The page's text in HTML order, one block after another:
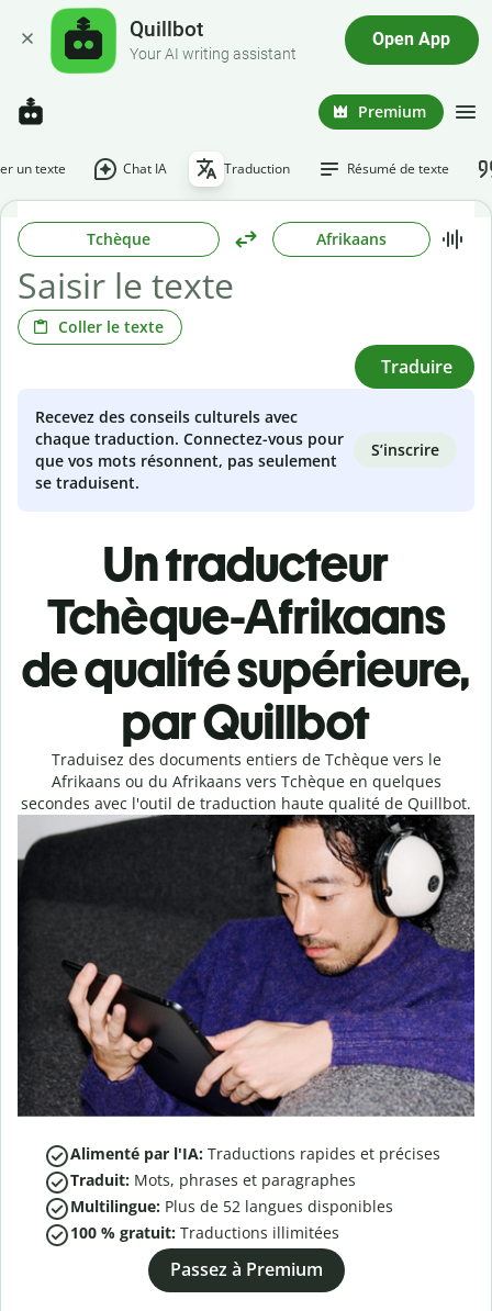
Quillbot
Your AI writing assistant
Open App
Premium
un texte Chat IA Traduction Résumé de texte
Tchèque Afrikaans
Coller le texte
Traduire
Recevez des conseils culturels avec
chaque traduction. Connectez-vous pour
que vos mots résonnent, pas seulement
se traduisent.
S’inscrire
Un traducteur
Tchèque-Afrikaans
de qualité supérieure,
par Quillbot
Traduisez des documents entiers de Tchèque vers le
Afrikaans ou du Afrikaans vers Tchèque en quelques
secondes avec l'outil de traduction haute qualité de Quillbot.
Alimenté par l'IA: Traductions rapides et précises
Traduit: Mots, phrases et paragraphes
Multilingue: Plus de 52 langues disponibles
100 % gratuit: Traductions illimitées
Passez à Premium